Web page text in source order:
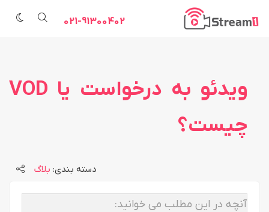
021-91300402
ویدئو به درخواست یا VOD
چیست؟
دسته بندی: بلاگ
آنچه در این مطلب می خوانید: